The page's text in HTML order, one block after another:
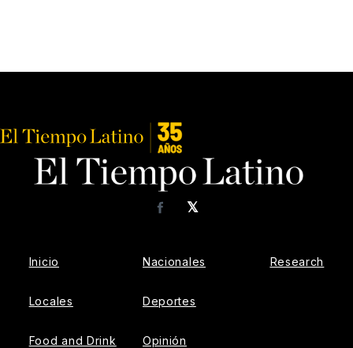
𝕏
Facebook
Inicio
Locales
Food and Drink
Nacionales
Deportes
Opinión
Research